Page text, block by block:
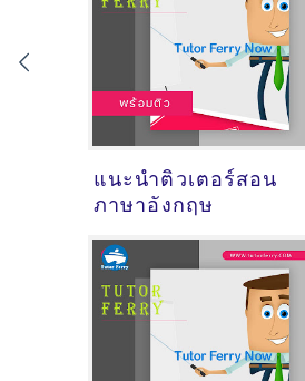
แนะนำติวเตอร์สอน
ภาษาอังกฤษ